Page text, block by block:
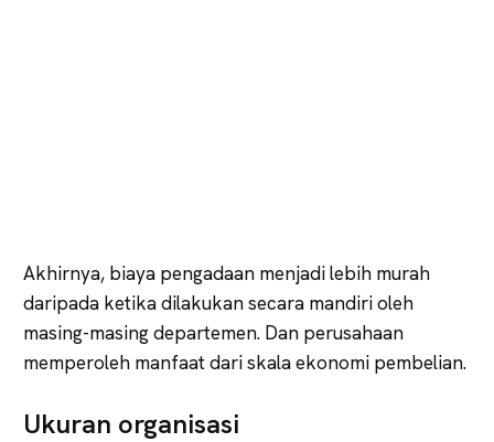
Akhirnya, biaya pengadaan menjadi lebih murah
daripada ketika dilakukan secara mandiri oleh
masing-masing departemen. Dan perusahaan
memperoleh manfaat dari skala ekonomi pembelian.
Ukuran organisasi